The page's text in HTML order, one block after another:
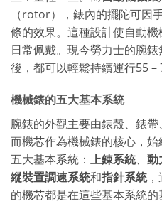
（rotor），錶內的擺陀可因
條的效果。這種設計使自動
日常佩戴。現今勞力士的腕
後，都可以輕鬆持續運行55 –
機械錶的五大基本系統
腕錶的外觀主要由錶殼、錶帶
而機芯作為機械錶的核心，
五大基本系統： 上錬系統、 動
縱裝置調速系統和指針系統，
的機芯都是在這些基本系統